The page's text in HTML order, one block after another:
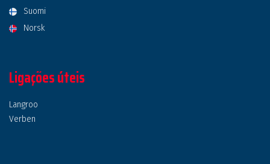
Suomi
Norsk
Ligações úteis
Langroo
Verben